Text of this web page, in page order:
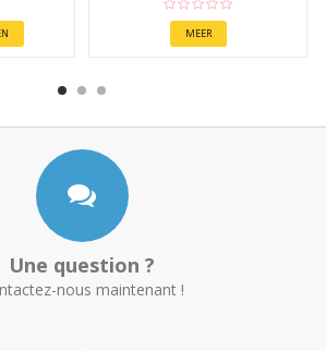
MEER
Une question ?
nous maintenant !